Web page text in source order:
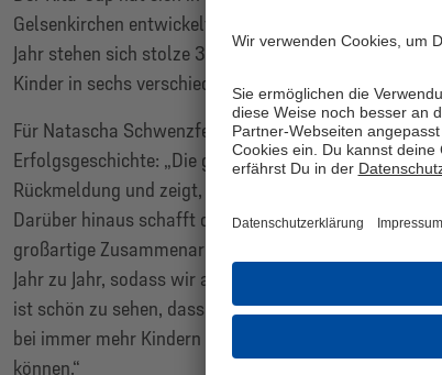
Gelsenkirchen entwickelt. Gestartet ist das Turnier
Jahr stehen sich stolze 30 Teams auf dem Platz
Kinder in sechs verschiedenen Gruppen an den Start
Für Natascha Schwenzfeier, Leiterin Nachhaltigkeit &
Erfolgsgeschichte: „Die großartige Entwicklung des
Rückmeldung und zeigt, dass unsere Arbeit von den
Darüber hinaus schafft das Turnier eine enge
großartige Zusammenarbeit, die wir mit GeKita
Jahr zu Jahr, sodass wir auch diesmal einen neuen
ist schön zu sehen, dass immer mehr Kitas das
bei immer mehr Kindern frühzeitig Teamgeist,
können.“